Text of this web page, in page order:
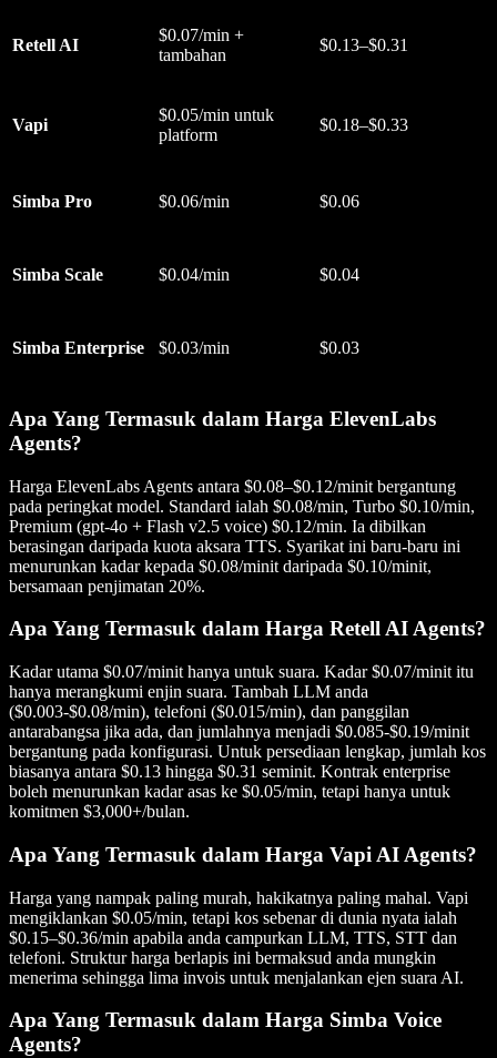
Retell AI
$0.07/min +
tambahan
$0.13–$0.31
Vapi
$0.05/min untuk
platform
$0.18–$0.33
Simba Pro $0.06/min $0.06
Simba Scale $0.04/min $0.04
Simba Enterprise $0.03/min $0.03
Apa Yang Termasuk dalam Harga ElevenLabs
Agents?
Harga ElevenLabs Agents antara $0.08–$0.12/minit bergantung
pada peringkat model. Standard ialah $0.08/min, Turbo $0.10/min,
Premium (gpt-4o + Flash v2.5 voice) $0.12/min. Ia dibilkan
berasingan daripada kuota aksara TTS. Syarikat ini baru-baru ini
menurunkan kadar kepada $0.08/minit daripada $0.10/minit,
bersamaan penjimatan 20%.
Apa Yang Termasuk dalam Harga Retell AI Agents?
Kadar utama $0.07/minit hanya untuk suara. Kadar $0.07/minit itu
hanya merangkumi enjin suara. Tambah LLM anda
($0.003-$0.08/min), telefoni ($0.015/min), dan panggilan
antarabangsa jika ada, dan jumlahnya menjadi $0.085-$0.19/minit
bergantung pada konfigurasi. Untuk persediaan lengkap, jumlah kos
biasanya antara $0.13 hingga $0.31 seminit. Kontrak enterprise
boleh menurunkan kadar asas ke $0.05/min, tetapi hanya untuk
komitmen $3,000+/bulan.
Apa Yang Termasuk dalam Harga Vapi AI Agents?
Harga yang nampak paling murah, hakikatnya paling mahal. Vapi
mengiklankan $0.05/min, tetapi kos sebenar di dunia nyata ialah
$0.15–$0.36/min apabila anda campurkan LLM, TTS, STT dan
telefoni. Struktur harga berlapis ini bermaksud anda mungkin
menerima sehingga lima invois untuk menjalankan ejen suara AI.
Apa Yang Termasuk dalam Harga Simba Voice
Agents?